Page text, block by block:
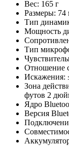
Вес: 165 г
Размеры:
Тип
Мощность
Тип
Отношение
Искажения:
Зона
футов 2
Ядро
Версия